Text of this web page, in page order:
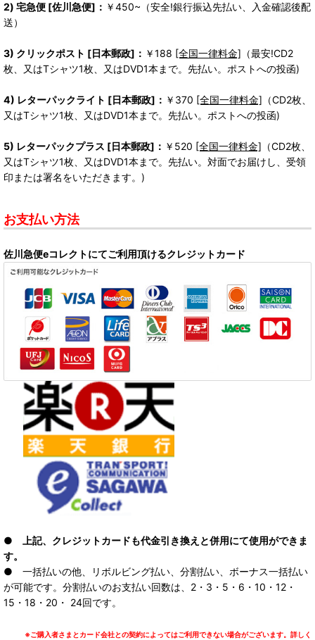
2) 宅急便 [佐川急便]： ￥450~（安全!銀行振込先払い、入金確認後配
送）
3) クリックポスト [日本郵政]： ￥188 [全国一律料金] （最安!CD2
枚、又はTシャツ1枚、又はDVD1本まで。先払い。ポストへの投函)
4) レターパックライト [日本郵政]： ￥370 [全国一律料金] （CD2枚、
又はTシャツ1枚、又はDVD1本まで。先払い。ポストへの投函)
5) レターパックプラス [日本郵政]： ￥520 [全国一律料金] （CD2枚、
又はTシャツ1枚、又はDVD1本まで。先払い。対面でお届けし、受領
印または署名をいただきます。)
お支払い方法
佐川急便eコレクトにてご利用頂けるクレジットカード
● 上記、クレジットカードも代金引き換えと併用にて使用ができま
す。
● 一括払いの他、リボルビング払い、分割払い、ボーナス一括払い
が可能です。分割払いのお支払い回数は、2・3・5・6・10・12・
15・18・20・ 24回です。
※ご購入者さまとカード会社との契約によってはご利用できない場合がございます。詳しく